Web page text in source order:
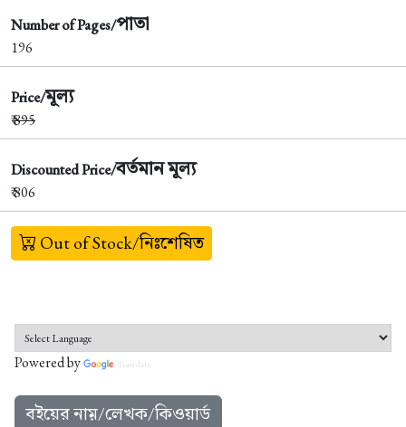
Number of Pages/পাতা
196
Price/মূল্য
₹895
Discounted Price/বর্তমান মূল্য
₹ 806
Out of Stock/নিঃশেষিত
Powered by Translate
বইয়ের নাম়/লেখক/কিওয়ার্ড